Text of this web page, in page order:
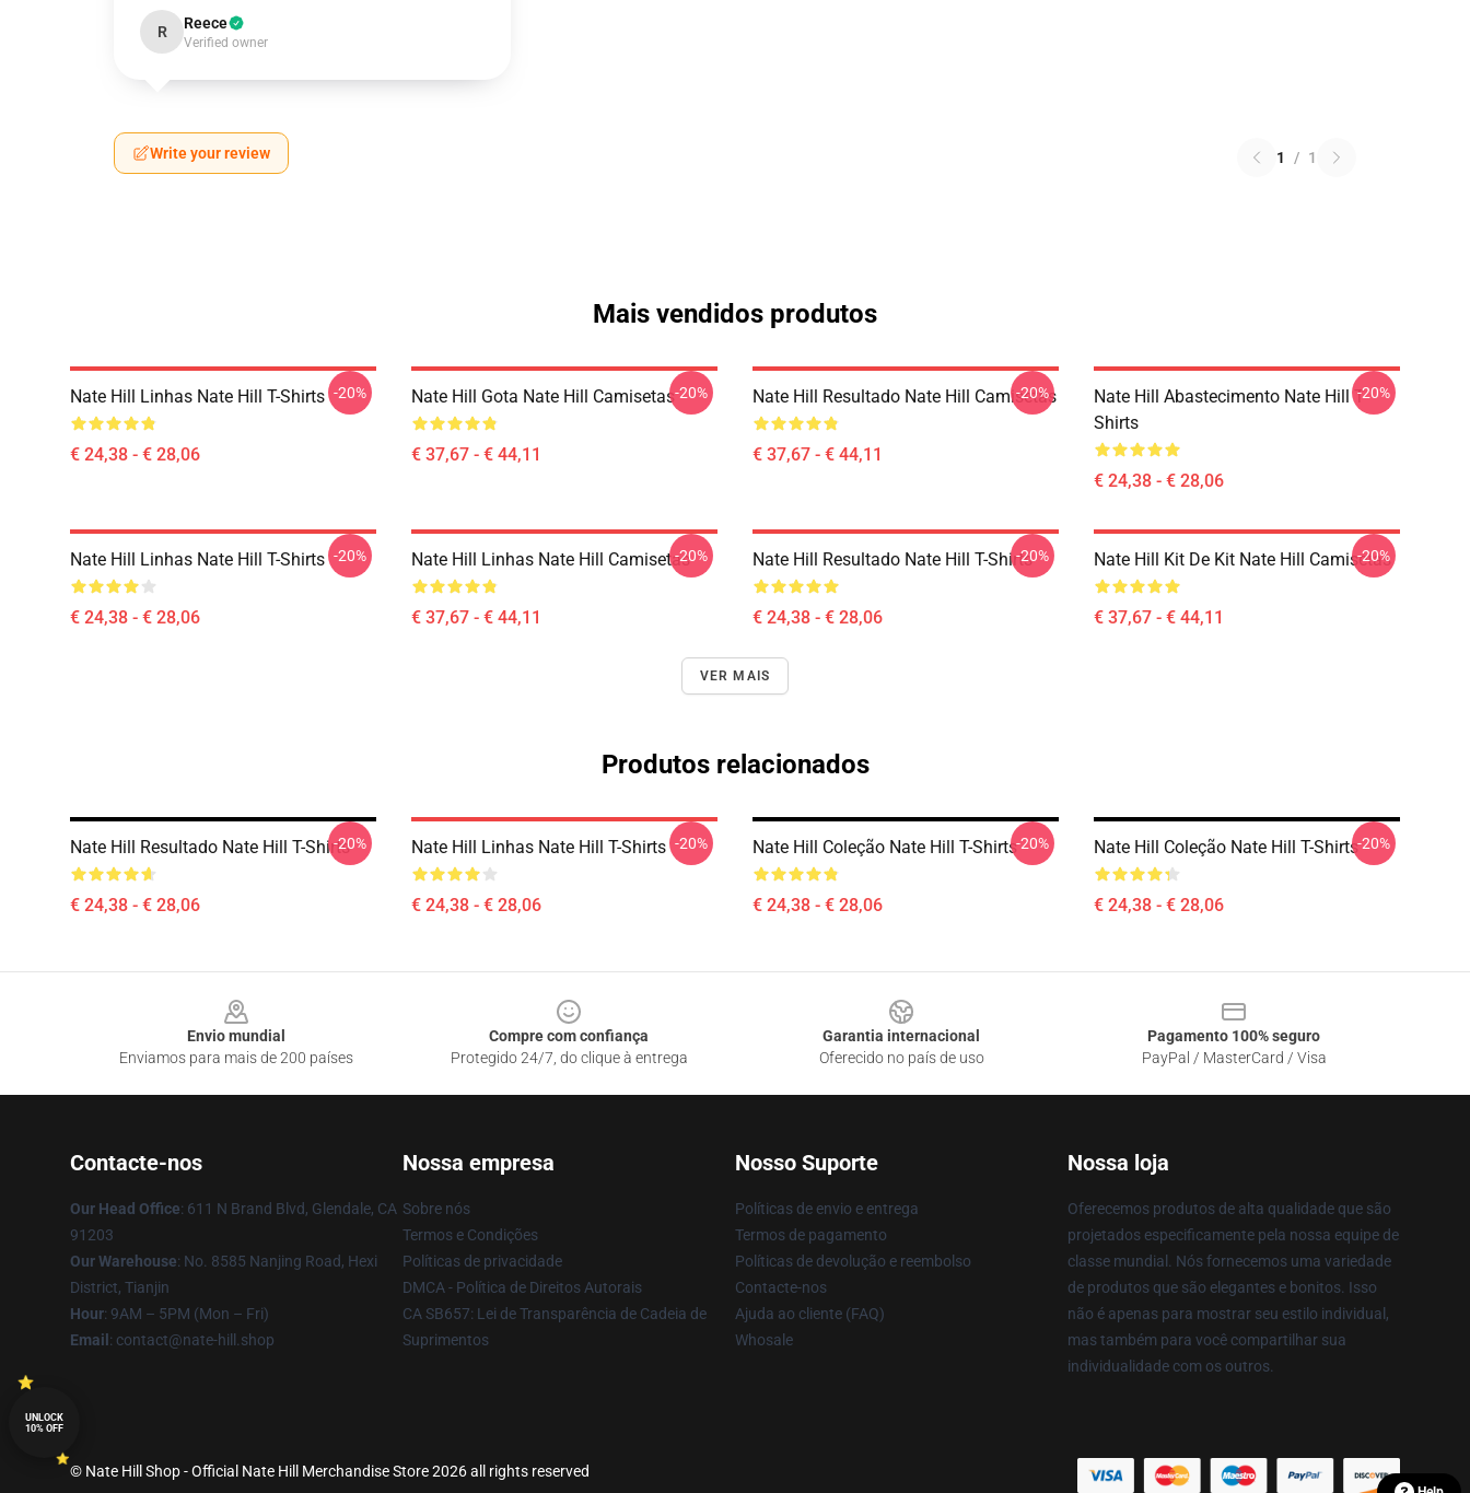
R Reece
Verified owner
Write your review 1 / 1
Mais vendidos produtos
Nate Hill Linhas Nate Hill T-Shirts
€ 24,38 - € 28,06
-20% Nate Hill Gota Nate Hill Camisetas
€ 37,67 - € 44,11
-20% Nate Hill Resultado Nate Hill Camisetas
€ 37,67 - € 44,11
-20%
Nate Hill Abastecimento Nate Hill T-
Shirts
€ 24,38 - € 28,06
-20%
Nate Hill Linhas Nate Hill T-Shirts
€ 24,38 - € 28,06
-20% Nate Hill Linhas Nate Hill Camisetas
€ 37,67 - € 44,11
-20% Nate Hill Resultado Nate Hill T-Shirts
€ 24,38 - € 28,06
-20% Nate Hill Kit De Kit Nate Hill Camisetas
€ 37,67 - € 44,11
-20%
VER MAIS
Produtos relacionados
Nate Hill Resultado Nate Hill T-Shirts
€ 24,38 - € 28,06
-20% Nate Hill Linhas Nate Hill T-Shirts
€ 24,38 - € 28,06
-20% Nate Hill Coleção Nate Hill T-Shirts
€ 24,38 - € 28,06
-20% Nate Hill Coleção Nate Hill T-Shirts
€ 24,38 - € 28,06
-20%
Envio mundial
Enviamos para mais de 200 países
Compre com confiança
Protegido 24/7, do clique à entrega
Garantia internacional
Oferecido no país de uso
Pagamento 100% seguro
PayPal / MasterCard / Visa
Contacte-nos
Our Head Office: 611 N Brand Blvd, Glendale, CA
91203
Our Warehouse: No. 8585 Nanjing Road, Hexi
District, Tianjin
Hour: 9AM – 5PM (Mon – Fri)
Email : contact@nate-hill.shop
Nossa empresa
Sobre nós
Termos e Condições
Políticas de privacidade
DMCA - Política de Direitos Autorais
CA SB657: Lei de Transparência de Cadeia de
Suprimentos
Nosso Suporte
Políticas de envio e entrega
Termos de pagamento
Políticas de devolução e reembolso
Contacte-nos
Ajuda ao cliente (FAQ)
Whosale
Nossa loja
Oferecemos produtos de alta qualidade que são
projetados especificamente pela nossa equipe de
classe mundial. Nós fornecemos uma variedade
de produtos que são elegantes e bonitos. Isso
não é apenas para mostrar seu estilo individual,
mas também para você compartilhar sua
individualidade com os outros.
© Nate Hill Shop - Official Nate Hill Merchandise Store 2026 all rights reserved
UNLOCK
10% OFF